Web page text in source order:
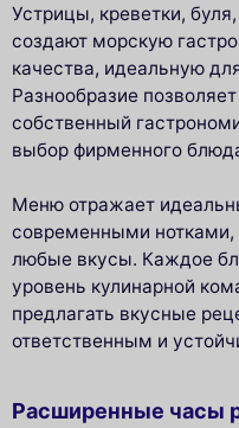
Устрицы, креветки,
создают морскую
качества, идеальную
Разнообразие
собственный
выбор фирменного
Меню отражает
современными нотками,
любые вкусы. Каждое
уровень кулинарной
предлагать вкусные
ответственным и
Расширенные часы